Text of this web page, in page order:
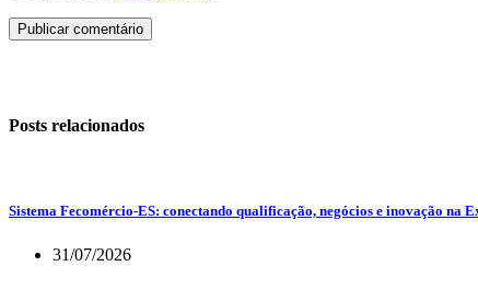
Publicar comentário
Posts relacionados
Sistema Fecomércio-ES: conectando qualificação, negócios e inovação na
31/07/2026